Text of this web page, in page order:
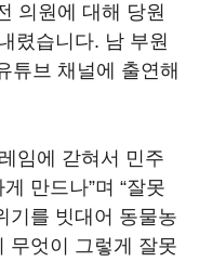
의원에 대해 당원
렸습니다. 남 부원
튜브 채널에 출연해
임에 갇혀서 민주
만드나”며 “잘못
기를 빗대어 동물농
무엇이 그렇게 잘못